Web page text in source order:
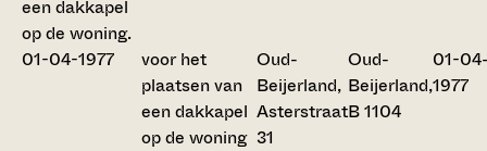
voor het
plaatsen van
een dakkapel
op de woning
Oud-
Beijerland,
Asterstraat
31
Oud-
Beijerland,
B 1104
01-
1977